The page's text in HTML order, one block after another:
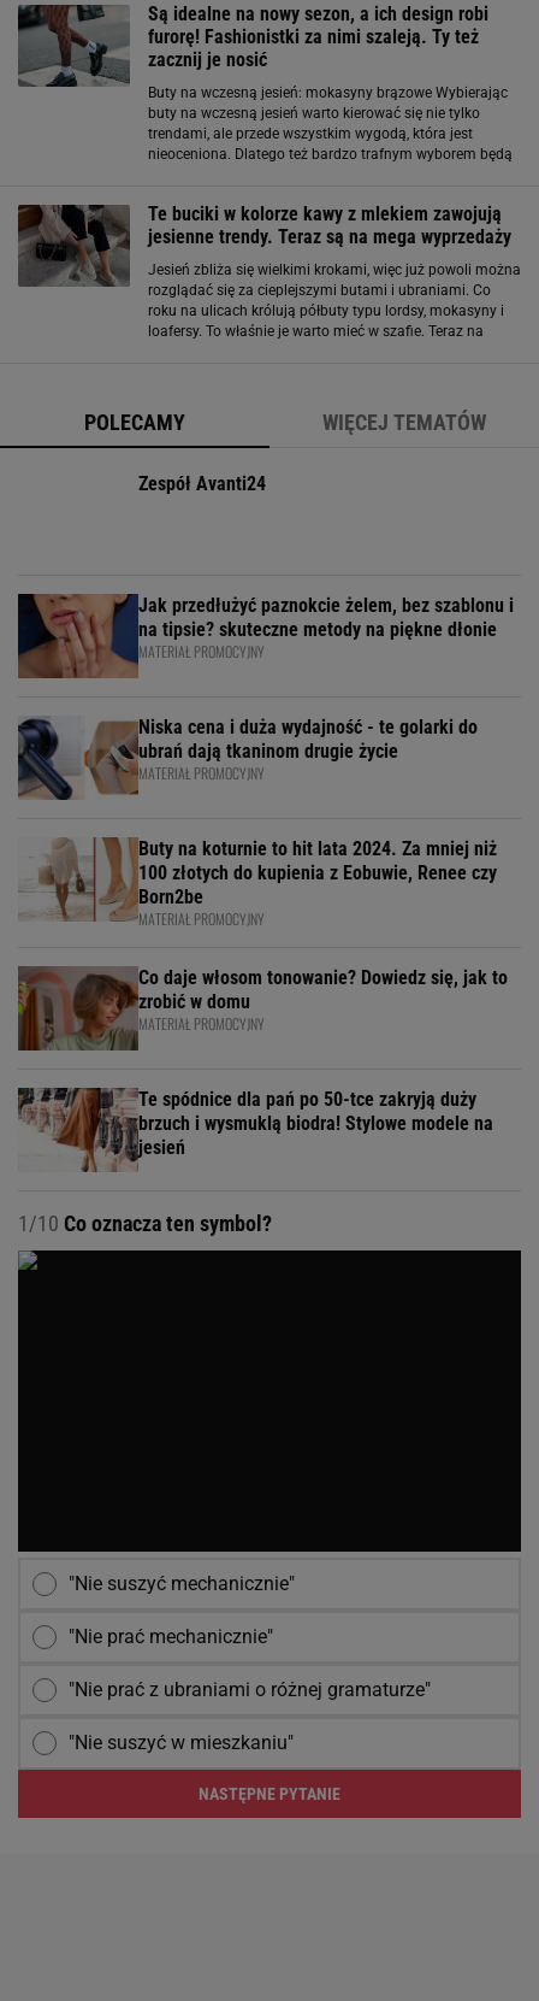
Są idealne na nowy sezon, a ich design robi
furorę! Fashionistki za nimi szaleją. Ty też
zacznij je nosić
Buty na wczesną jesień: mokasyny brązowe Wybierając
buty na wczesną jesień warto kierować się nie tylko
trendami, ale przede wszystkim wygodą, która jest
nieoceniona. Dlatego też bardzo trafnym wyborem będą
Te buciki w kolorze kawy z mlekiem zawojują
jesienne trendy. Teraz są na mega wyprzedaży
Jesień zbliża się wielkimi krokami, więc już powoli można
rozglądać się za cieplejszymi butami i ubraniami. Co
roku na ulicach królują półbuty typu lordsy, mokasyny i
loafersy. To właśnie je warto mieć w szafie. Teraz na
POLECAMY WIĘCEJ TEMATÓW
Zespół Avanti24
Jak przedłużyć paznokcie żelem, bez szablonu i
na tipsie? skuteczne metody na piękne dłonie
MATERIAŁ PROMOCYJNY
Niska cena i duża wydajność - te golarki do
ubrań dają tkaninom drugie życie
MATERIAŁ PROMOCYJNY
Buty na koturnie to hit lata 2024. Za mniej niż
100 złotych do kupienia z Eobuwie, Renee czy
Born2be
MATERIAŁ PROMOCYJNY
Co daje włosom tonowanie? Dowiedz się, jak to
zrobić w domu
MATERIAŁ PROMOCYJNY
Te spódnice dla pań po 50-tce zakryją duży
brzuch i wysmuklą biodra! Stylowe modele na
jesień
1/10 Co oznacza ten symbol?
"Nie suszyć mechanicznie"
"Nie prać mechanicznie"
"Nie prać z ubraniami o różnej gramaturze"
"Nie suszyć w mieszkaniu"
NASTĘPNE PYTANIE